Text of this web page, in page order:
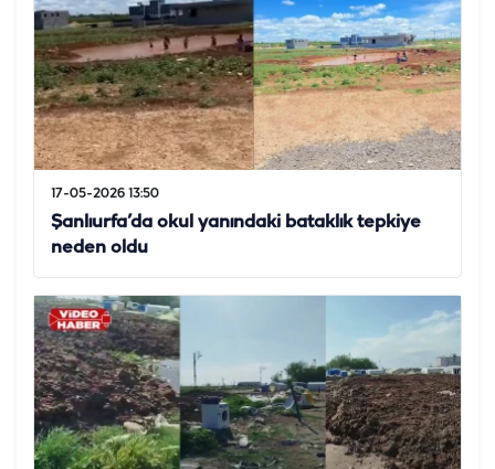
17-05-2026 13:50
Şanlıurfa’da okul yanındaki bataklık tepkiye
neden oldu